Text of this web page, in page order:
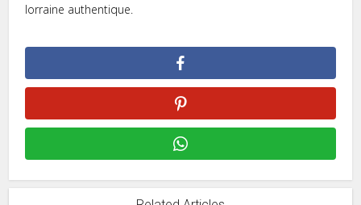
lorraine authentique.